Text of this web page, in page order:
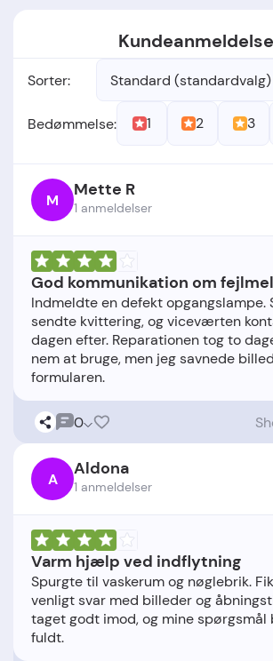
Sorter: Standard (standardvalg)
Bedømmelse: 1 2 3
M Mette R
1 anmeldelser
God kommunikation om
Indmeldte en defekt opgangslampe.
sendte kvittering, og viceværten
dagen efter. Reparationen tog to
nem at bruge, men jeg savnede
0
A Aldona
1 anmeldelser
Varm hjælp ved indflytning
Spurgte til vaskerum og nøglebrik.
venligt svar med billeder og
taget godt imod, og mine spørgsmål